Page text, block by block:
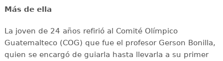
Más de ella
La joven de 24 años refirió al Comité Olímpico
Guatemalteco (COG) que fue el profesor Gerson Bonilla,
quien se encargó de guiarla hasta llevarla a su primer